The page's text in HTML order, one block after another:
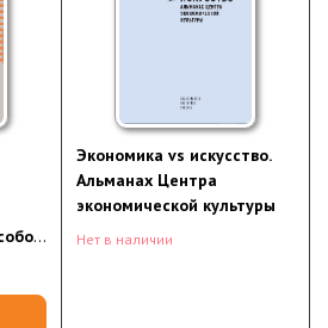
Экономика vs искусство.
Альманах Центра
экономической культуры
Нет в наличии